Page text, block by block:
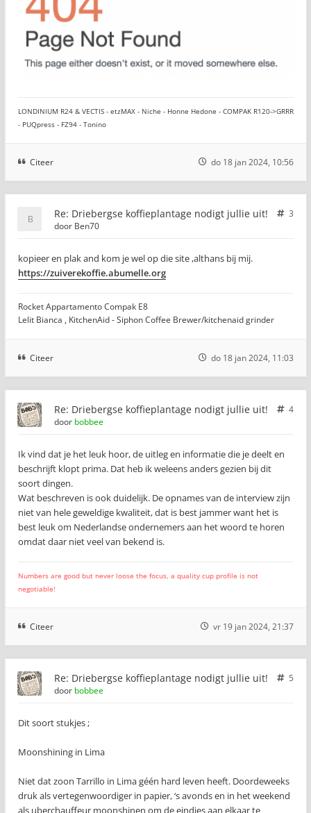
LONDINIUM R24 & VECTIS - etzMAX - Niche - Honne Hedone - COMPAK R120->GRRR
- PUQpress - FZ94 - Tonino
Citeer do 18 jan 2024, 10:56
Re: Driebergse koffieplantage nodigt jullie uit!
3
door Ben70
kopieer en plak and kom je wel op die site ,althans bij mij.
https://zuiverekoffie.abumelle.org
Rocket Appartamento Compak E8
Lelit Bianca , KitchenAid - Siphon Coffee Brewer/kitchenaid grinder
Citeer do 18 jan 2024, 11:03
Re: Driebergse koffieplantage nodigt jullie uit!
4
door bobbee
Ik vind dat je het leuk hoor, de uitleg en informatie die je deelt en
beschrijft klopt prima. Dat heb ik weleens anders gezien bij dit
soort dingen.
Wat beschreven is ook duidelijk. De opnames van de interview zijn
niet van hele geweldige kwaliteit, dat is best jammer want het is
best leuk om Nederlandse ondernemers aan het woord te horen
omdat daar niet veel van bekend is.
Numbers are good but never loose the focus, a quality cup profile is not
negotiable!
Citeer vr 19 jan 2024, 21:37
Re: Driebergse koffieplantage nodigt jullie uit!
5
door bobbee
Dit soort stukjes ;
Moonshining in Lima
Niet dat zoon Tarrillo in Lima géén hard leven heeft. Doordeweeks
druk als vertegenwoordiger in papier, ‘s avonds en in het weekend
als uberchauffeur moonshinen om de eindjes aan elkaar te